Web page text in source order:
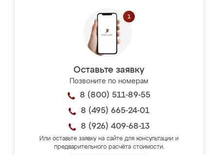
Оставьте заявку
Позвоните по номерам
8 (800) 511-89-55
8 (495) 665-24-01
8 (926) 409-68-13
Или оставьте заявку на сайте для консультации и
предварительного расчёта стоимости.